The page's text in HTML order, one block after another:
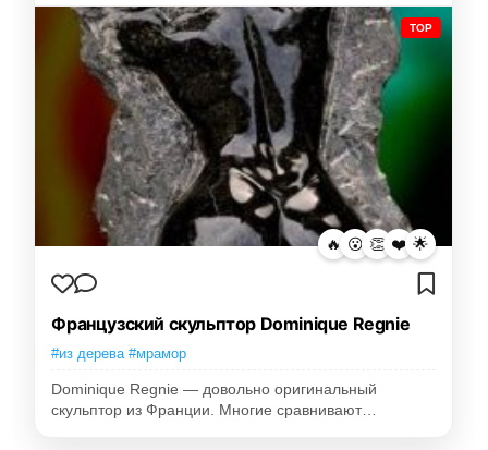
TOP
🔥 😮 👏 ❤️ 🌟
Французский скульптор Dominique Regnie
#из дерева #мрамор
Dominique Regnie — довольно оригинальный
скульптор из Франции. Многие сравнивают…